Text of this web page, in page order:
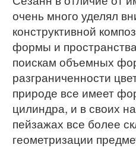
очень много уделял
конструктивной
формы и
поискам объемных
разграниченности
природе все имеет
цилиндра, и в своих
пейзажах все более
геометризации